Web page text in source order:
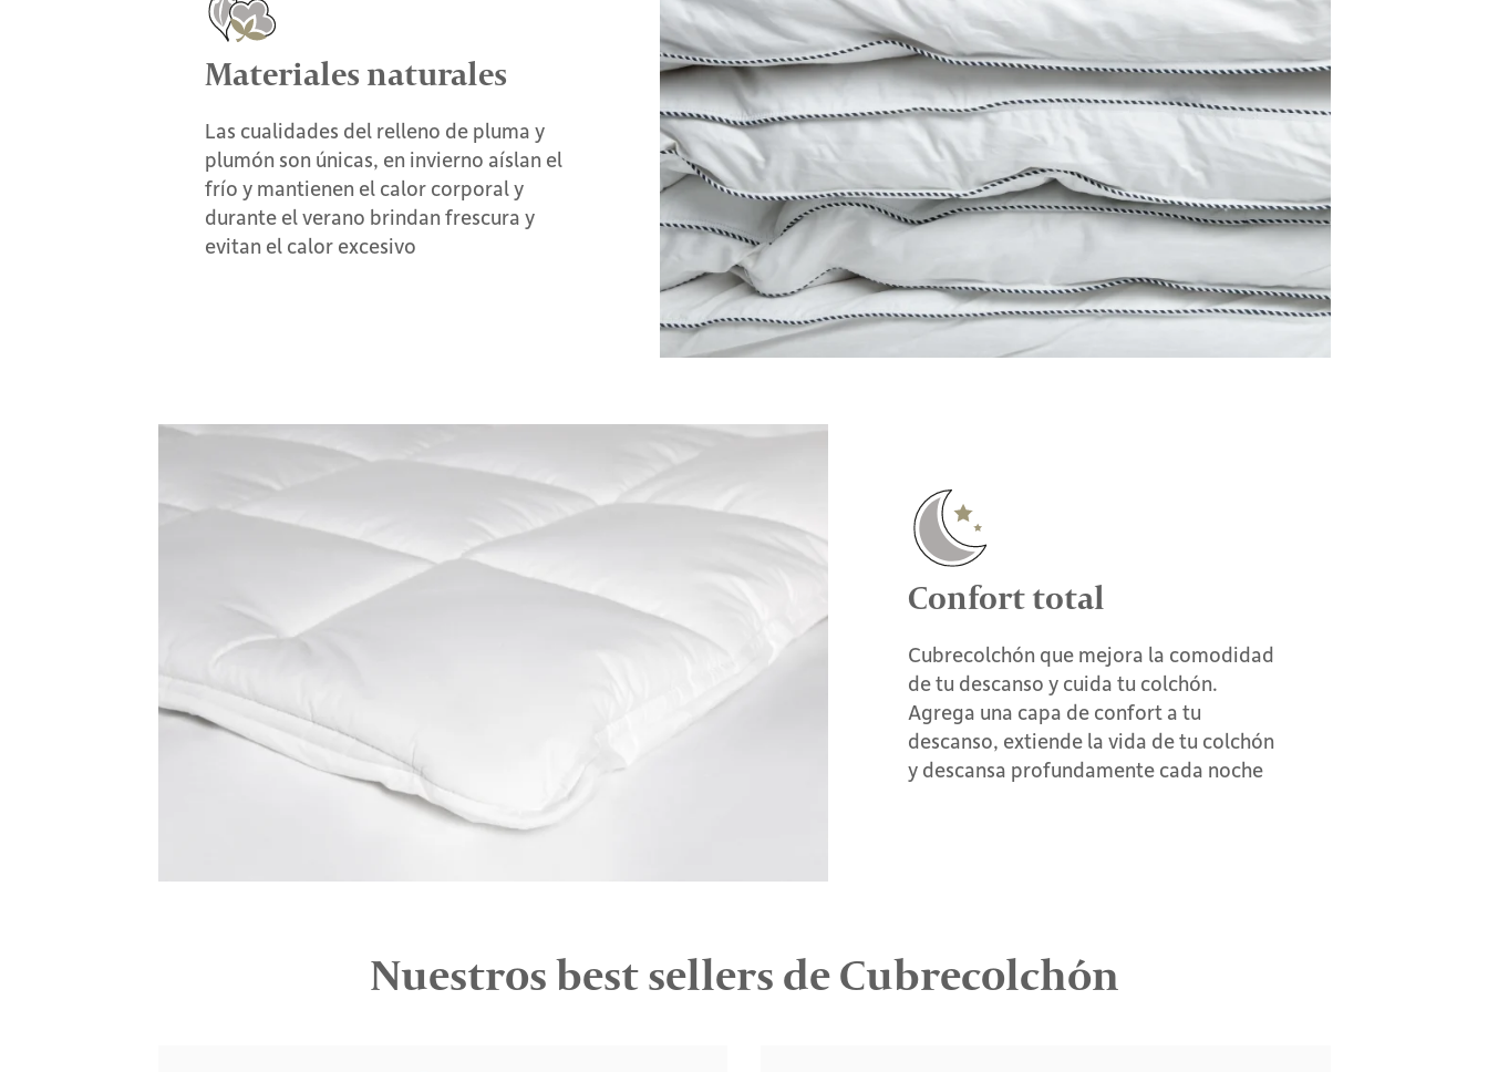
Materiales naturales
Las cualidades del relleno de pluma y
plumón son únicas, en invierno aíslan el
frío y mantienen el calor corporal y
durante el verano brindan frescura y
evitan el calor excesivo
Confort total
Cubrecolchón que mejora la comodidad
de tu descanso y cuida tu colchón.
Agrega una capa de confort a tu
descanso, extiende la vida de tu colchón
y descansa profundamente cada noche
Nuestros best sellers de Cubrecolchón